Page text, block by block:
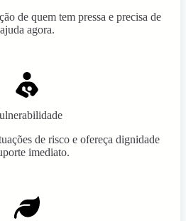
de quem tem pressa e precisa de
ajuda agora.
de risco e ofereça dignidade
imediato.